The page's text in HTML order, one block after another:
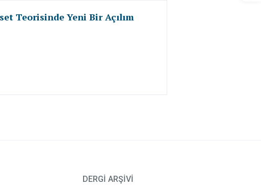
Teorisinde Yeni Bir Açılım
DERGİ ARŞİVİ